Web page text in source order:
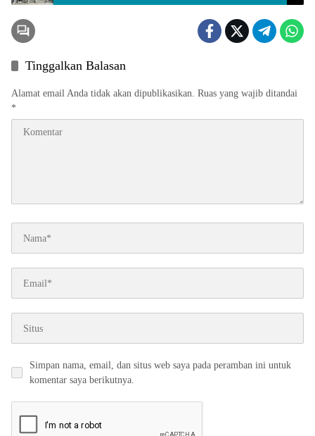
Tinggalkan Balasan
Alamat email Anda tidak akan dipublikasikan. Ruas yang wajib ditandai
*
Simpan nama, email, dan situs web saya pada peramban ini untuk
komentar saya berikutnya.